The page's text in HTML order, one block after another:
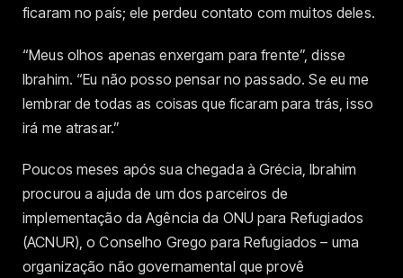
ficaram no país; ele perdeu contato com muitos deles.
“Meus olhos apenas enxergam para frente”, disse
Ibrahim. “Eu não posso pensar no passado. Se eu me
lembrar de todas as coisas que ficaram para trás, isso
irá me atrasar.”
Poucos meses após sua chegada à Grécia, Ibrahim
procurou a ajuda de um dos parceiros de
implementação da Agência da ONU para Refugiados
(ACNUR), o Conselho Grego para Refugiados – uma
organização não governamental que provê